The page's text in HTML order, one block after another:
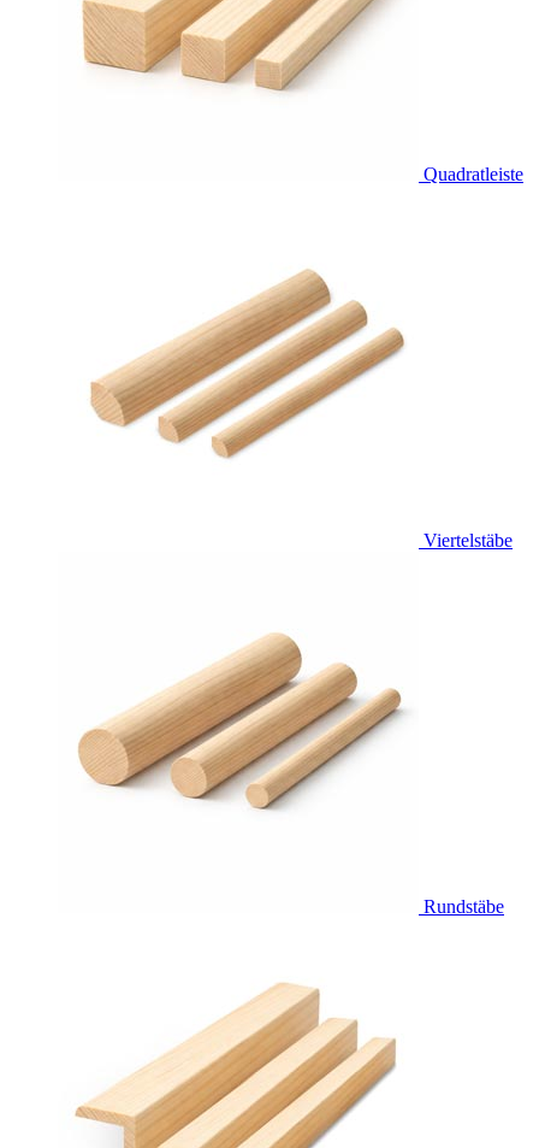
Quadratleiste
Viertelstäbe
Rundstäbe